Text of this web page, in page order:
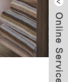
ارسل بريد
الكتروني